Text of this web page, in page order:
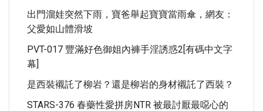
出門溜娃突然下雨，寶爸舉起寶寶當雨傘，網友：
父愛如山體滑坡
PVT-017 豐滿好色御姐內褲手淫誘惑2[有碼中文字
幕]
是西裝襯託了柳岩？還是柳岩的身材襯託了西裝？
STARS-376 春藥性愛拼房NTR 被最討厭最噁心的